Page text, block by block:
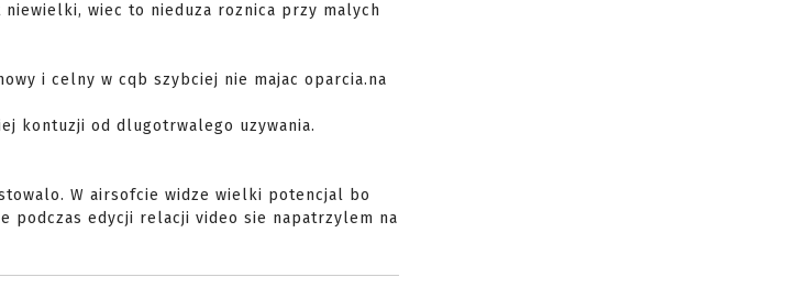
wiec to nieduza roznica przy malych
i celny w cqb szybciej nie majac oparcia.na
kontuzji od dlugotrwalego uzywania.
W airsofcie widze wielki potencjal bo
podczas edycji relacji video sie napatrzylem na